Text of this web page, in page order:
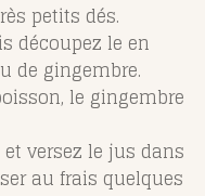
petits dés.
découpez le en
de gingembre.
le gingembre
versez le jus dans
au frais quelques